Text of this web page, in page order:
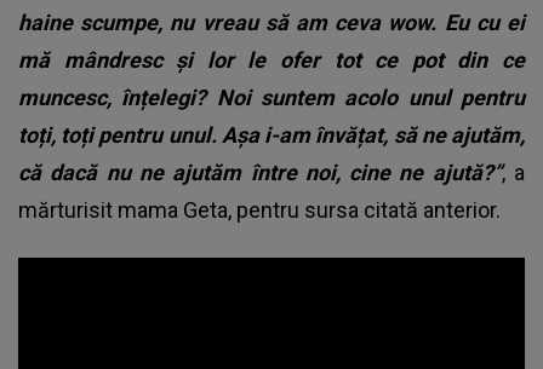
haine scumpe, nu vreau să am ceva wow. Eu cu ei
mă mândresc și lor le ofer tot ce pot din ce
muncesc, înțelegi? Noi suntem acolo unul pentru
toți, toți pentru unul. Așa i-am învățat, să ne ajutăm,
că dacă nu ne ajutăm între noi, cine ne ajută?”, a
mărturisit mama Geta, pentru sursa citată anterior.